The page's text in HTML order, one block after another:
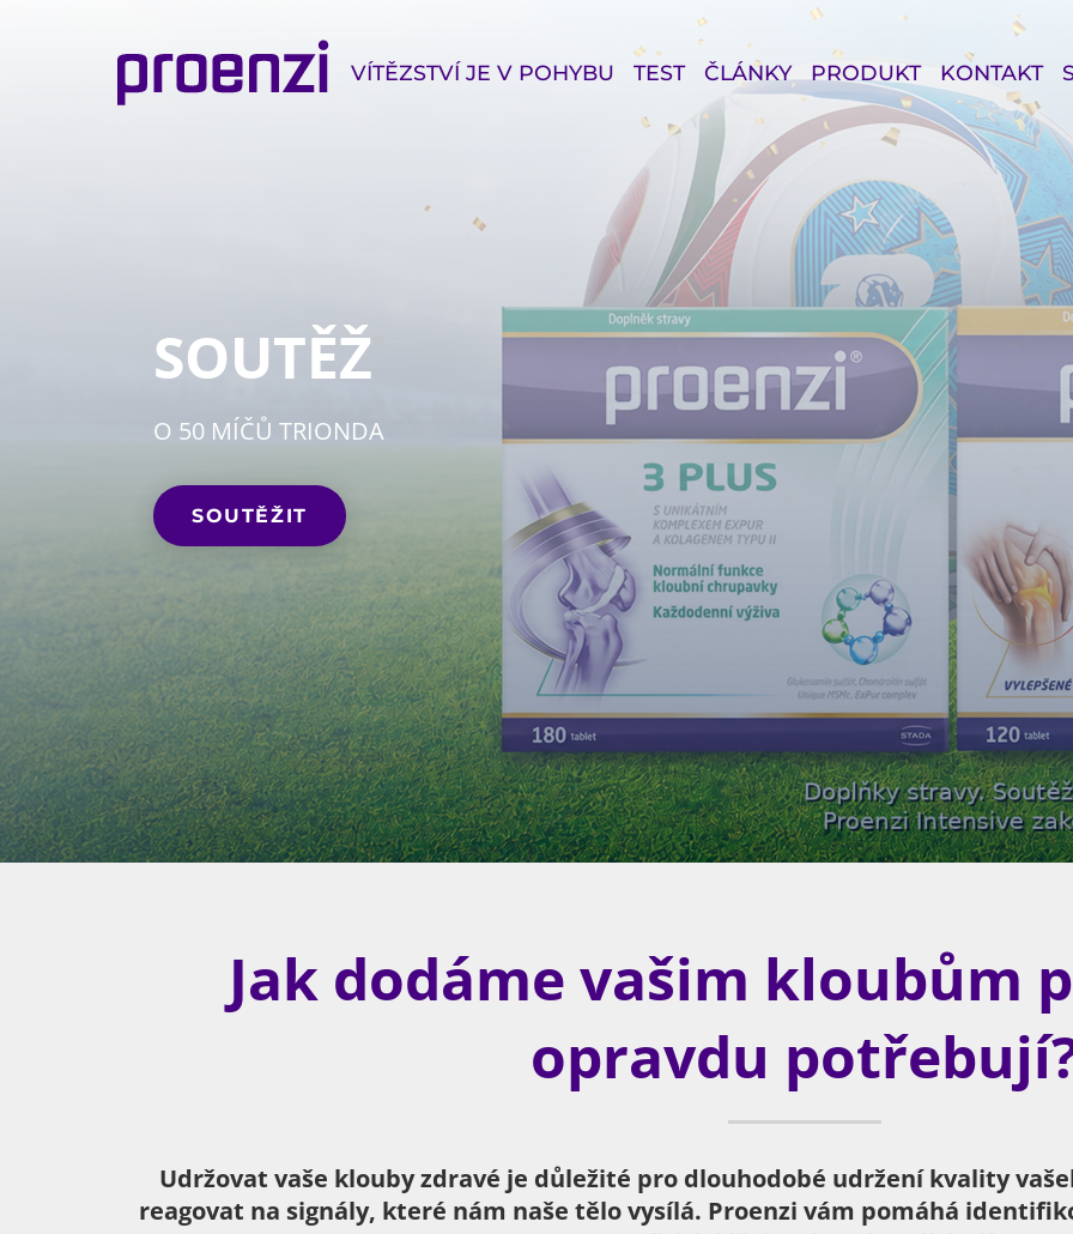
VÍTĚZSTVÍ JE V POHYBU TEST ČLÁNKY PRODUKT KONTAKT
SOUTĚŽ
O 50 MÍČŮ TRIONDA
SOUTĚŽIT
Jak dodáme vašim kloubům
opravdu
Udržovat vaše klouby zdravé je důležité pro dlouhodobé udržení kvality
reagovat na signály, které nám naše tělo vysílá. Proenzi vám pomáhá